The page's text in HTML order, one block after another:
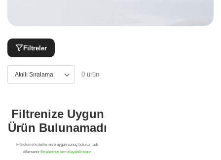
Filtreler
0 ürün